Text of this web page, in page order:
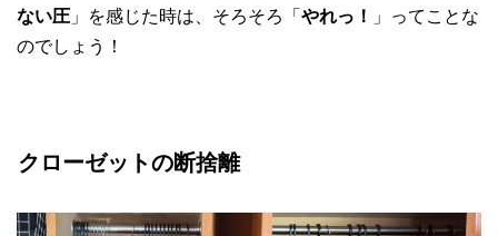
ない圧 」を感じた時は、そろそろ「やれっ！ 」ってことな
のでしょう！
クローゼットの断捨離